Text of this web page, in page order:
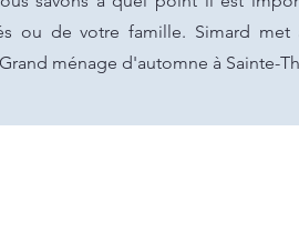
ou de votre famille. Simard
ménage d'automne à Sainte-